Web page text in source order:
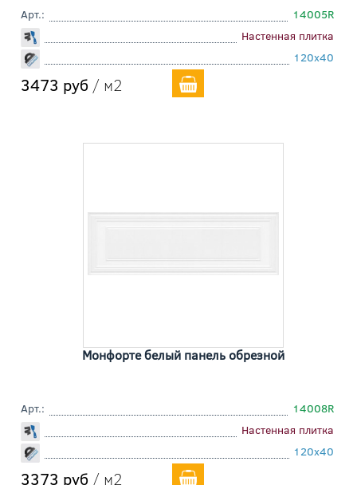
Арт.:
14005R
Настенная плитка
120x40
3473 руб / м2
Монфорте белый панель обрезной
Арт.:
14008R
Настенная плитка
120x40
3373 руб / м2